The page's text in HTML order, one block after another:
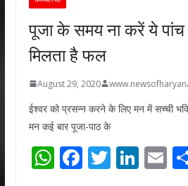
पूजा के समय ना करें ये पांच
मिलता है फल
August 29, 2020
ईश्वर को प्रसन्न करने के लिए मन में सच्ची भक्ति
मन कई बार पूजा-पाठ के
W F T Li E